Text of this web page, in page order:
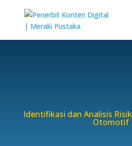
Identifikasi dan Analisis
Otomotif